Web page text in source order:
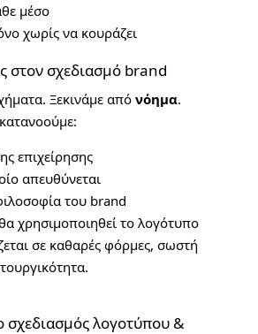
μέσο
χωρίς να κουράζει
στον σχεδιασμό brand
Ξεκινάμε από νόημα.
επιχείρησης
απευθύνεται
του brand
χρησιμοποιηθεί το λογότυπο
σε καθαρές φόρμες, σωστή
σχεδιασμός λογοτύπου &